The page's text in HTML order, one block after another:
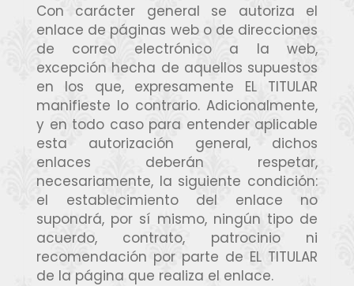
Con carácter general se autoriza el
enlace de páginas web o de direcciones
de correo electrónico a la web,
excepción hecha de aquellos supuestos
en los que, expresamente EL TITULAR
manifieste lo contrario. Adicionalmente,
y en todo caso para entender aplicable
esta autorización general, dichos
enlaces deberán respetar,
necesariamente, la siguiente condición:
el establecimiento del enlace no
supondrá, por sí mismo, ningún tipo de
acuerdo, contrato, patrocinio ni
recomendación por parte de EL TITULAR
de la página que realiza el enlace.